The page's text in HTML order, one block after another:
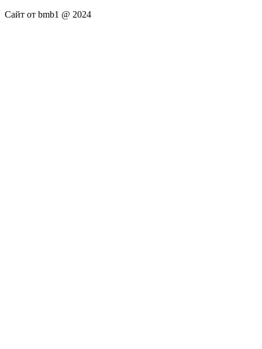
Сайт от bmb1 @ 2024